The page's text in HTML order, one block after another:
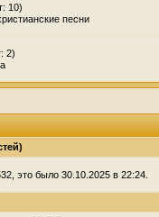
10)
песни
2)
это было 30.10.2025 в 22:24.